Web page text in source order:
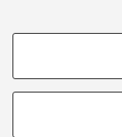
COOKIE DI
© Copyright